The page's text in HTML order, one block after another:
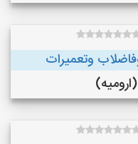
وتعمیرات